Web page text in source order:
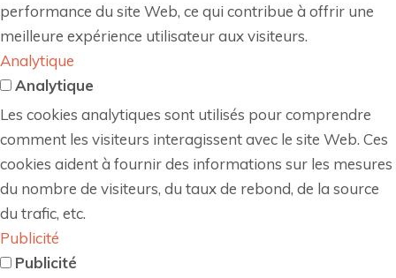
performance du site Web, ce qui contribue à offrir une
meilleure expérience utilisateur aux visiteurs.
Analytique
Analytique
Les cookies analytiques sont utilisés pour comprendre
comment les visiteurs interagissent avec le site Web. Ces
cookies aident à fournir des informations sur les mesures
du nombre de visiteurs, du taux de rebond, de la source
du trafic, etc.
Publicité
Publicité